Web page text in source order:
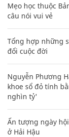
Mẹo học thuộc
câu nói vui vẻ
Tổng hợp những
đổi cuộc đời
Nguyễn Phương
khoe sổ đỏ tính
nghìn tỷ'
Ấn tượng ngày
ở Hải Hậu